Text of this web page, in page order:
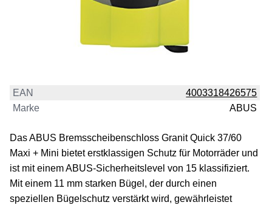
EAN
4003318426575
Marke
ABUS
Das ABUS Bremsscheibenschloss Granit Quick 37/60
Maxi + Mini bietet erstklassigen Schutz für Motorräder und
ist mit einem ABUS-Sicherheitslevel von 15 klassifiziert.
Mit einem 11 mm starken Bügel, der durch einen
speziellen Bügelschutz verstärkt wird, gewährleistet